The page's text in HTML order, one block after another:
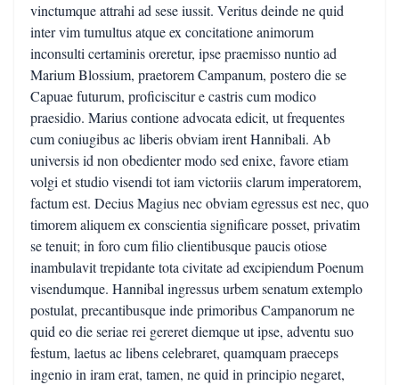
vinctumque attrahi ad sese iussit. Veritus deinde ne quid
inter vim tumultus atque ex concitatione animorum
inconsulti certaminis oreretur, ipse praemisso nuntio ad
Marium Blossium, praetorem Campanum, postero die se
Capuae futurum, proficiscitur e castris cum modico
praesidio. Marius contione advocata edicit, ut frequentes
cum coniugibus ac liberis obviam irent Hannibali. Ab
universis id non obedienter modo sed enixe, favore etiam
volgi et studio visendi tot iam victoriis clarum imperatorem,
factum est. Decius Magius nec obviam egressus est nec, quo
timorem aliquem ex conscientia significare posset, privatim
se tenuit; in foro cum filio clientibusque paucis otiose
inambulavit trepidante tota civitate ad excipiendum Poenum
visendumque. Hannibal ingressus urbem senatum extemplo
postulat, precantibusque inde primoribus Campanorum ne
quid eo die seriae rei gereret diemque ut ipse, adventu suo
festum, laetus ac libens celebraret, quamquam praeceps
ingenio in iram erat, tamen, ne quid in principio negaret,